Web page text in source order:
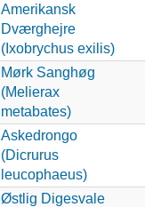
Amerikansk
Dværghejre
(Ixobrychus exilis)
Mørk Sanghøg
(Melierax
metabates)
Askedrongo
(Dicrurus
leucophaeus)
Østlig Digesvale